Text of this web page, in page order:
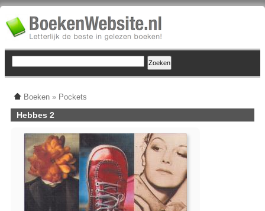
Boeken » Pockets
Hebbes 2